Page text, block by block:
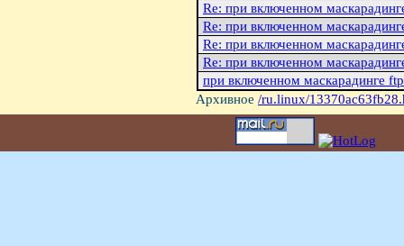
Re: при включенном
Re: при включенном
Re: при включенном
Re: при включенном
при включенном маскарадинге
Архивное /ru.linux/